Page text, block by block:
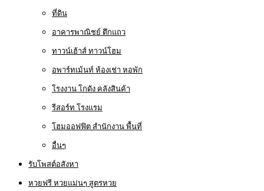
ที่ดิน
อาคารพาณิชย์ ตึกแถว
ทาวน์เฮ้าส์ ทาวน์โฮม
อพาร์ทเม้นท์ ห้องเช่า หอพัก
โรงงาน โกดัง คลังสินค้า
รีสอร์ท โรงแรม
โฮมออฟฟิต สำนักงาน พื้นที่
อื่นๆ
รับโพสต์อสังหา
หวยฟรี หวยแม่นๆ สูตรหวย